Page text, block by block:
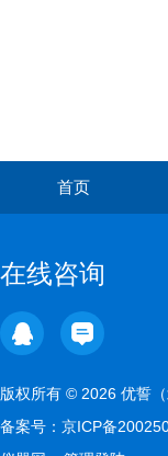
首页
在线咨询
版权所有 © 2026 优誓
备案号： 京ICP备